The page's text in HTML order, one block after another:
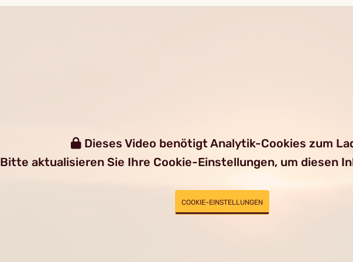
Dieses Video benötigt Analytik-Cookies zum
Bitte aktualisieren Sie Ihre Cookie-Einstellungen, um diesen
COOKIE-EINSTELLUNGEN